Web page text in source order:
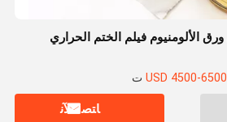
الألومنيوم فيلم الختم الحراري
ﺎﺘﺼﻟ ﺍﻶﻧ